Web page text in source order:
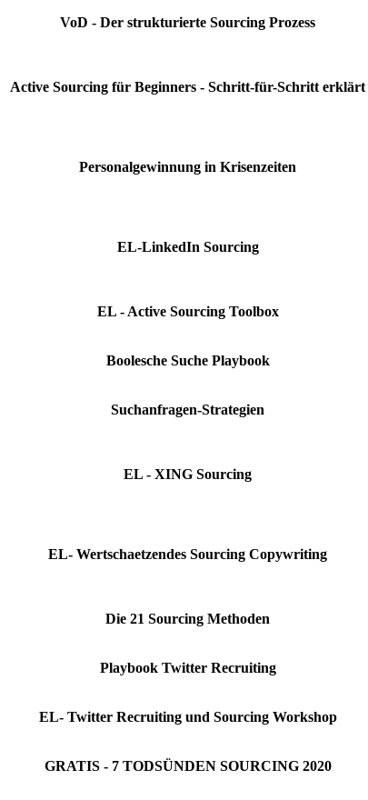
VoD - Der strukturierte Sourcing Prozess
Active Sourcing für Beginners - Schritt-für-Schritt erklärt
Personalgewinnung in Krisenzeiten
EL-LinkedIn Sourcing
EL - Active Sourcing Toolbox
Boolesche Suche Playbook
Suchanfragen-Strategien
EL - XING Sourcing
EL- Wertschaetzendes Sourcing Copywriting
Die 21 Sourcing Methoden
Playbook Twitter Recruiting
EL- Twitter Recruiting und Sourcing Workshop
GRATIS - 7 TODSÜNDEN SOURCING 2020